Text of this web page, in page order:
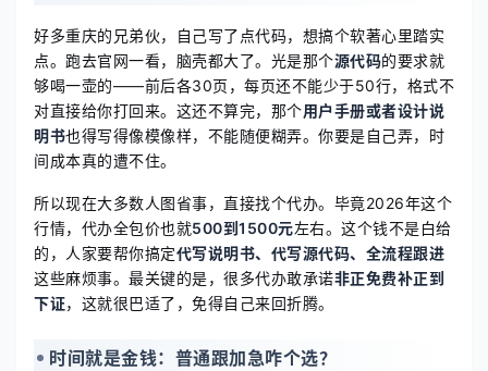
好多重庆的兄弟伙，自己写了点代码，想搞个软著心里踏实
点。跑去官网一看，脑壳都大了。光是那个源代码的要求就
够喝一壶的——前后各30页，每页还不能少于50行，格式不
对直接给你打回来。这还不算完，那个用户手册或者设计说
明书也得写得像模像样，不能随便糊弄。你要是自己弄，时
间成本真的遭不住。
所以现在大多数人图省事，直接找个代办。毕竟2026年这个
行情，代办全包价也就500到1500元左右。这个钱不是白给
的，人家要帮你搞定代写说明书、代写源代码、全流程跟进
这些麻烦事。最关键的是，很多代办敢承诺非正免费补正到
下证，这就很巴适了，免得自己来回折腾。
时间就是金钱：普通跟加急咋个选？